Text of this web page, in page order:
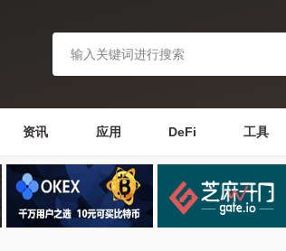
资讯 应用 DeFi 工具